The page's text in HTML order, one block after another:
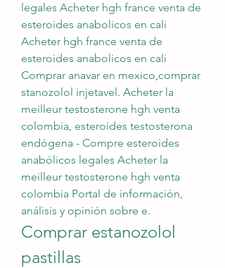
legales Acheter hgh france venta de
esteroides anabolicos en cali
Acheter hgh france venta de
esteroides anabolicos en cali
Comprar anavar en mexico,comprar
stanozolol injetavel. Acheter la
meilleur testosterone hgh venta
colombia, esteroides testosterona
endógena - Compre esteroides
anabólicos legales Acheter la
meilleur testosterone hgh venta
colombia Portal de información,
análisis y opinión sobre e.
Comprar estanozolol
pastillas